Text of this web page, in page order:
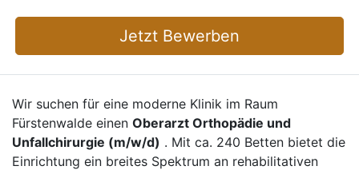
Jetzt Bewerben
Wir suchen für eine moderne Klinik im Raum
Fürstenwalde einen Oberarzt Orthopädie und
Unfallchirurgie (m/w/d) . Mit ca. 240 Betten bietet die
Einrichtung ein breites Spektrum an rehabilitativen